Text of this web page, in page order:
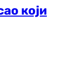
који